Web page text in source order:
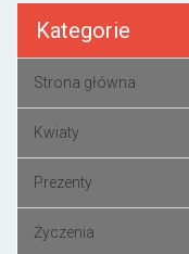
Kategorie
Strona główna
Kwiaty
Prezenty
Życzenia